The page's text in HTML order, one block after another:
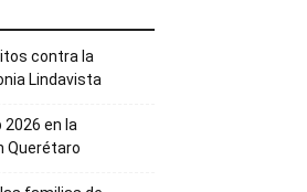
contra la
Lindavista
2026 en la
Querétaro